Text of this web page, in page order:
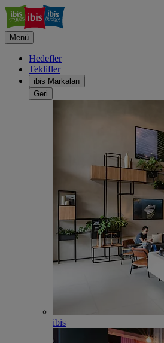
Menü
Hedefler
Teklifler
ibis Markaları
Geri
ibis